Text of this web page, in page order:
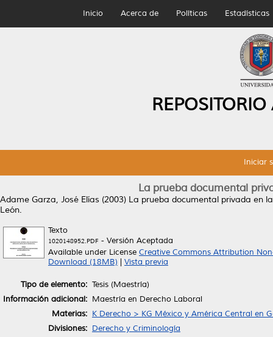
Inicio Acerca de Políticas Estadísticas
Iniciar
La prueba documental
Adame Garza, José Elías (2003) La prueba documental privada en
León.
Texto
1020148952.PDF - Versión Aceptada
Available under License Creative Commons Attribution
Download (18MB)
Vista previa
Tipo de elemento: Tesis (Maestría)
Información adicional: Maestría en Derecho Laboral
Materias: K Derecho > KG México y América Central en
Divisiones: Derecho y Criminología